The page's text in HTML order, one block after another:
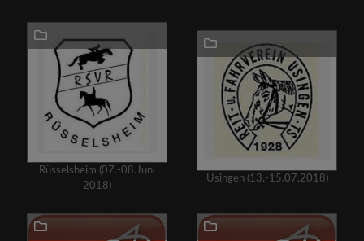
Rüsselsheim (07.-08.Juni
2018)
Usingen (13.-15.07.2018)